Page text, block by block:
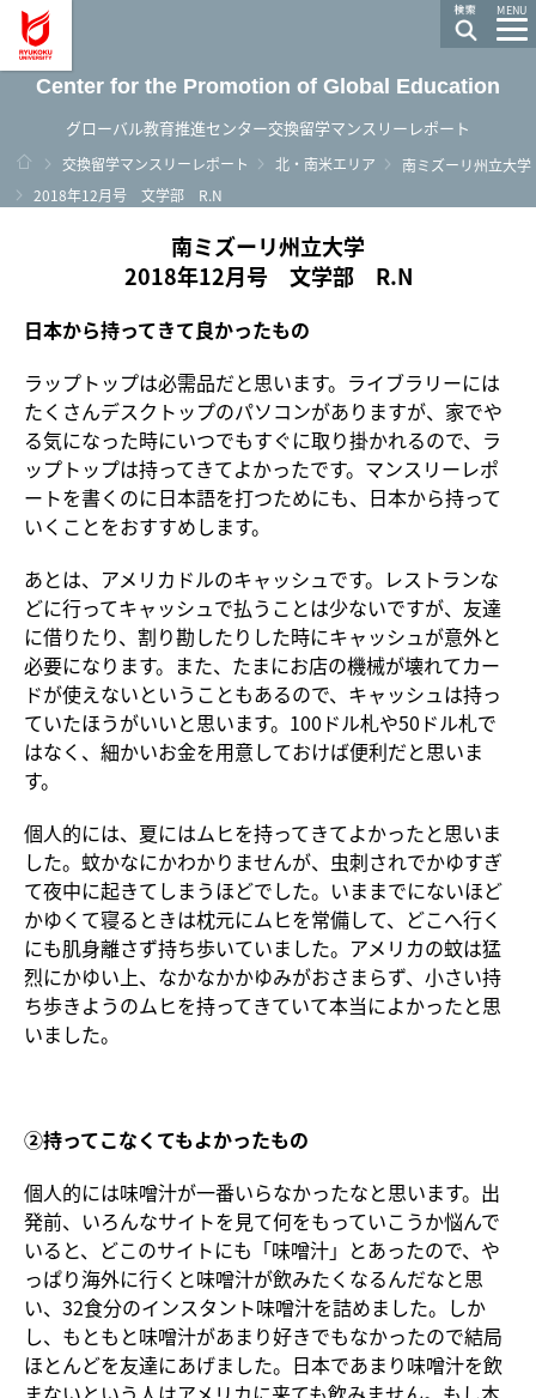
MENU
Center for the Promotion of Global Education
グローバル教育推進センター交換留学マンスリーレポート
ホーム
交換留学マンスリーレポート 北・南米エリア
南ミズーリ州立大学
2018年12月号 文学部 R.N
南ミズーリ州立大学
2018年12月号 文学部 R.N
日本から持ってきて良かったもの
ラップトップは必需品だと思います。ライブラリーには
たくさんデスクトップのパソコンがありますが、家でや
る気になった時にいつでもすぐに取り掛かれるので、ラ
ップトップは持ってきてよかったです。マンスリーレポ
ートを書くのに日本語を打つためにも、日本から持って
いくことをおすすめします。
あとは、アメリカドルのキャッシュです。レストランな
どに行ってキャッシュで払うことは少ないですが、友達
に借りたり、割り勘したりした時にキャッシュが意外と
必要になります。また、たまにお店の機械が壊れてカー
ドが使えないということもあるので、キャッシュは持っ
ていたほうがいいと思います。100ドル札や50ドル札で
はなく、細かいお金を用意しておけば便利だと思いま
す。
個人的には、夏にはムヒを持ってきてよかったと思いま
した。蚊かなにかわかりませんが、虫刺されでかゆすぎ
て夜中に起きてしまうほどでした。いままでにないほど
かゆくて寝るときは枕元にムヒを常備して、どこへ行く
にも肌身離さず持ち歩いていました。アメリカの蚊は猛
烈にかゆい上、なかなかかゆみがおさまらず、小さい持
ち歩きようのムヒを持ってきていて本当によかったと思
いました。
②持ってこなくてもよかったもの
個人的には味噌汁が一番いらなかったなと思います。出
発前、いろんなサイトを見て何をもっていこうか悩んで
いると、どこのサイトにも「味噌汁」とあったので、や
っぱり海外に行くと味噌汁が飲みたくなるんだなと思
い、32食分のインスタント味噌汁を詰めました。しか
し、もともと味噌汁があまり好きでもなかったので結局
ほとんどを友達にあげました。日本であまり味噌汁を飲